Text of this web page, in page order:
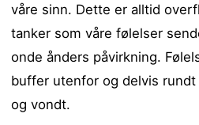
våre sinn. Dette er alltid
tanker som våre følelser
onde ånders påvirkning.
buffer utenfor og delvis
og vondt.